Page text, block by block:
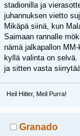
stadionilla ja
juhannuksen vietto
Mikäpä siinä, kun
Saimaan rannalle
nämä jalkapallon
kyllä valinta on
ja sitten vasta
Heil Hitler, Meil Purra!
Granado